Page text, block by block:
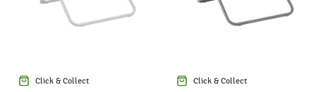
Click & Collect Click & Collect